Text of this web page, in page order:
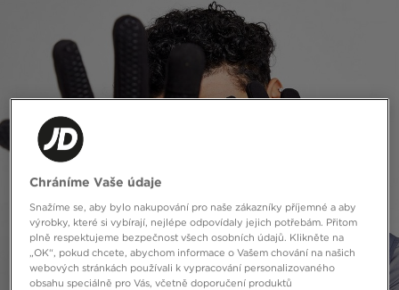
Chráníme Vaše údaje
Snažíme se, aby bylo nakupování pro naše zákazníky příjemné a aby
výrobky, které si vybírají, nejlépe odpovídaly jejich potřebám. Přitom
plně respektujeme bezpečnost všech osobních údajů. Klikněte na
„OK“, pokud chcete, abychom informace o Vašem chování na našich
webových stránkách používali k vypracování personalizovaného
obsahu speciálně pro Vás, včetně doporučení produktů